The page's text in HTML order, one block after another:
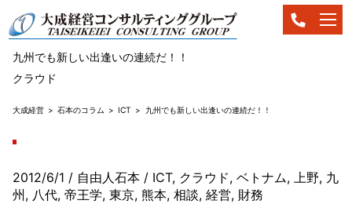
九州でも新しい出逢いの連続だ！！
クラウド
大成経営 石本のコラム ICT 九州でも新しい出逢いの連続だ！！
2012/6/1 / 自由人石本 / ICT, クラウド, ベトナム, 上野, 九
州 , 八代, 帝王学, 東京, 熊本, 相談, 経営, 財務